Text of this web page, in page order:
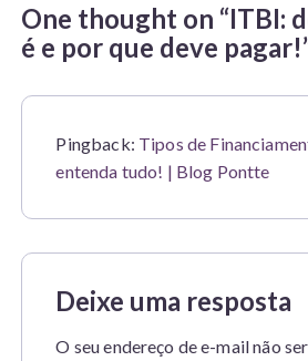
One thought on “ITBI:
é e por que deve pagar!
Pingback: Tipos de
entenda tudo! | Blog Pontte
Deixe uma resposta
O seu endereço de e-mail não